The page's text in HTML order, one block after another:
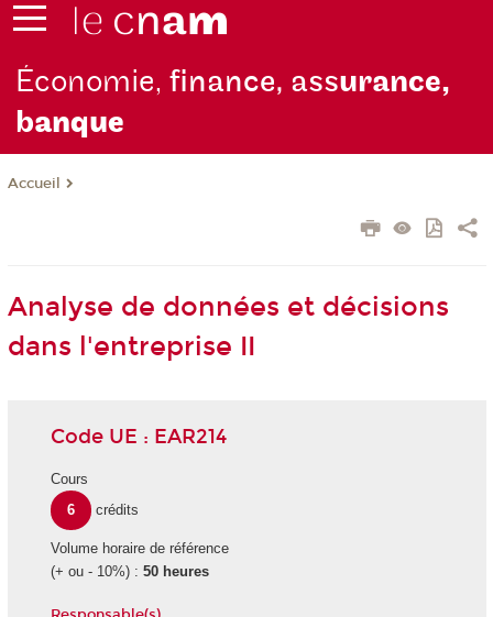
Économie,finance, assurance,
banque
Accueil
Analyse de données et décisions
dans l'entreprise II
Code UE : EAR214
Cours
6
crédits
Volume horaire de référence
(+ ou - 10%) : 50 heures